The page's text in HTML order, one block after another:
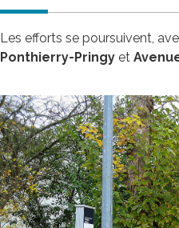
Les efforts se poursuivent,
Ponthierry-Pringy et